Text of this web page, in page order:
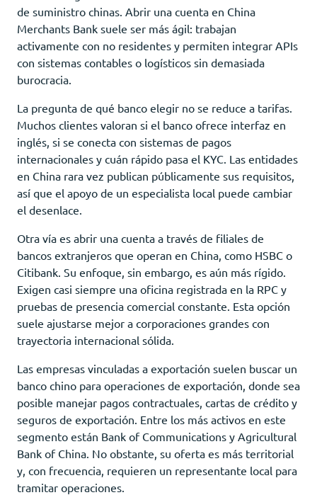
de suministro chinas. Abrir una cuenta en China
Merchants Bank suele ser más ágil: trabajan
activamente con no residentes y permiten integrar APIs
con sistemas contables o logísticos sin demasiada
burocracia.
La pregunta de qué banco elegir no se reduce a tarifas.
Muchos clientes valoran si el banco ofrece interfaz en
inglés, si se conecta con sistemas de pagos
internacionales y cuán rápido pasa el KYC. Las entidades
en China rara vez publican públicamente sus requisitos,
así que el apoyo de un especialista local puede cambiar
el desenlace.
Otra vía es abrir una cuenta a través de filiales de
bancos extranjeros que operan en China, como HSBC o
Citibank. Su enfoque, sin embargo, es aún más rígido.
Exigen casi siempre una oficina registrada en la RPC y
pruebas de presencia comercial constante. Esta opción
suele ajustarse mejor a corporaciones grandes con
trayectoria internacional sólida.
Las empresas vinculadas a exportación suelen buscar un
banco chino para operaciones de exportación, donde sea
posible manejar pagos contractuales, cartas de crédito y
seguros de exportación. Entre los más activos en este
segmento están Bank of Communications y Agricultural
Bank of China. No obstante, su oferta es más territorial
y, con frecuencia, requieren un representante local para
tramitar operaciones.